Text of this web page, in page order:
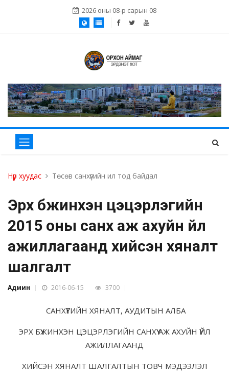
2026 оны 08-р сарын 08
Нүүр хуудас Төсөв санхүүгийн ил тод байдал
Эрх бүжинхэн цэцэрлэгийн
2015 оны санхүү аж ахуйн үйл
ажиллагаанд хийсэн хяналт
шалгалт
Админ 2016-06-15 3700
САНХҮҮГИЙН ХЯНАЛТ, АУДИТЫН АЛБА
ЭРХ БҮЖИНХЭН ЦЭЦЭРЛЭГИЙН САНХҮҮ АЖ АХУЙН ҮЙЛ
АЖИЛЛАГААНД
ХИЙСЭН ХЯНАЛТ ШАЛГАЛТЫН ТОВЧ МЭДЭЭЛЭЛ